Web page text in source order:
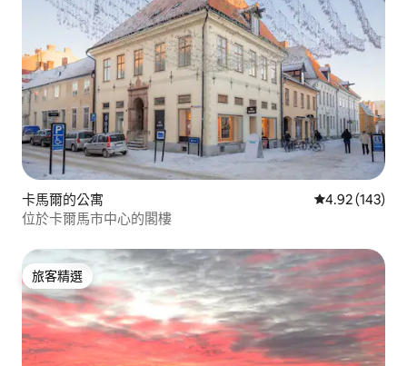
卡馬爾的公寓 從 143 則評價
4.92 (143)
位於卡爾馬市中心的閣樓
旅客精選
旅客精選